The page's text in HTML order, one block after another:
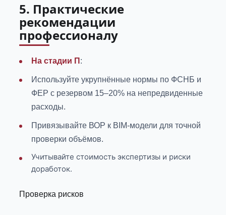
5. Практические
рекомендации
профессионалу
На стадии П :
Используйте укрупнённые нормы по ФСНБ и
ФЕР с резервом 15–20% на непредвиденные
расходы.
Привязывайте ВОР к BIM-модели для точной
проверки объёмов.
Учитывайте стоимость экспертизы и риски
доработок.
Проверка рисков